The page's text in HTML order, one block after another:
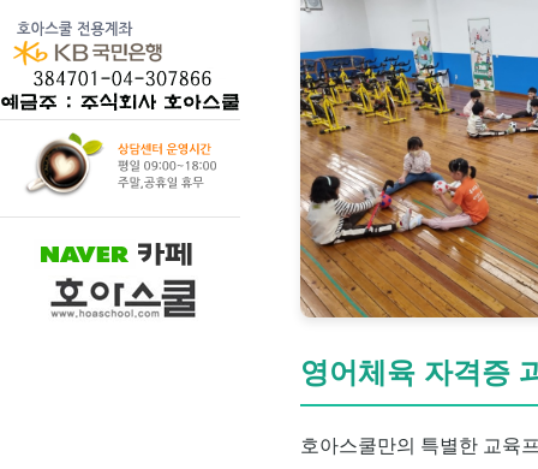
영어체육 자격증
호아스쿨만의 특별한 교육